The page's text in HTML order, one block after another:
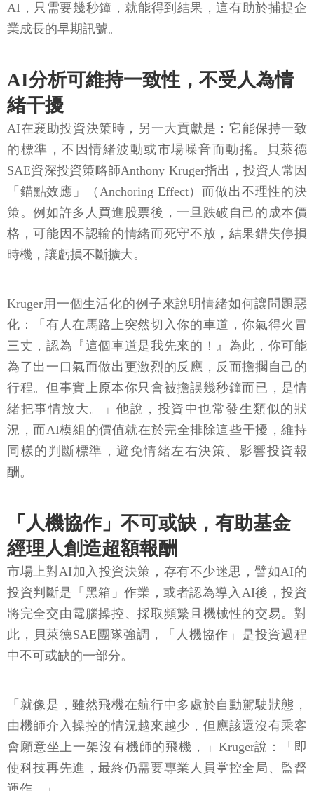
AI，只需要幾秒鐘，就能得到結果，這有助於捕捉企
業成長的早期訊號。
AI分析可維持一致性，不受人為情
緒干擾
AI在襄助投資決策時，另一大貢獻是：它能保持一致
的標準，不因情緒波動或市場噪音而動搖。貝萊德
SAE資深投資策略師Anthony Kruger指出，投資人常因
「錨點效應」（Anchoring Effect）而做出不理性的決
策。例如許多人買進股票後，一旦跌破自己的成本價
格，可能因不認輸的情緒而死守不放，結果錯失停損
時機，讓虧損不斷擴大。
Kruger用一個生活化的例子來說明情緒如何讓問題惡
化：「有人在馬路上突然切入你的車道，你氣得火冒
三丈，認為『這個車道是我先來的！』為此，你可能
為了出一口氣而做出更激烈的反應，反而擔擱自己的
行程。但事實上原本你只會被擔誤幾秒鐘而已，是情
緒把事情放大。」他說，投資中也常發生類似的狀
況，而AI模組的價值就在於完全排除這些干擾，維持
同樣的判斷標準，避免情緒左右決策、影響投資報
酬。
「人機協作」不可或缺，有助基金
經理人創造超額報酬
市場上對AI加入投資決策，存有不少迷思，譬如AI的
投資判斷是「黑箱」作業，或者認為導入AI後，投資
將完全交由電腦操控、採取頻繁且機械性的交易。對
此，貝萊德SAE團隊強調，「人機協作」是投資過程
中不可或缺的一部分。
「就像是，雖然飛機在航行中多處於自動駕駛狀態，
由機師介入操控的情況越來越少，但應該還沒有乘客
會願意坐上一架沒有機師的飛機，」Kruger說：「即
使科技再先進，最終仍需要專業人員掌控全局、監督